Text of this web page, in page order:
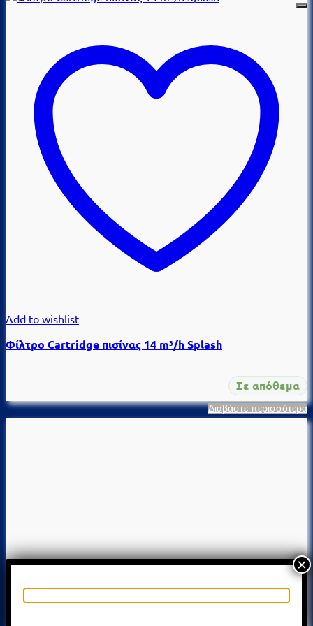
Add to wishlist
Φίλτρο Cartridge πισίνας 14 m³/h Splash
Σε απόθεμα
Διαβάστε περισσότερα
×